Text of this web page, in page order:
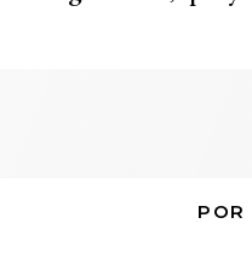
POR